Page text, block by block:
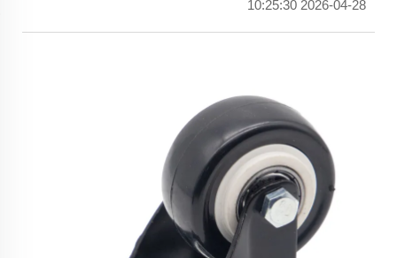
2026-04-28 10:25:30